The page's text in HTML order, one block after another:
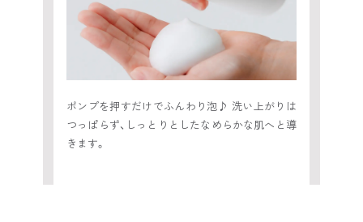
ポンプを押すだけでふんわり泡♪ 洗い上がりは
つっぱらず、しっとりとしたなめらかな肌へと導
きます。